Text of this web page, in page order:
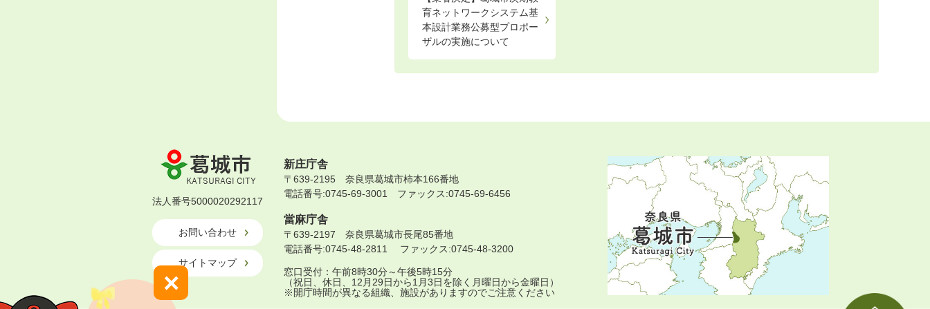
育ネットワークシステム基
本設計業務公募型プロポー
ザルの実施について
葛
城
市
KATSURAGI
CITY
法人番号5000020292117
お問い合わせ
サイトマップ
新庄庁舎
〒639-2195 奈良県葛城市柿本166番地
電話番号:0745-69-3001 ファックス:0745-69-6456
當麻庁舎
〒639-2197 奈良県葛城市長尾85番地
電話番号:0745-48-2811 ファックス:0745-48-3200
窓口受付：午前8時30分～午後5時15分
（祝日、休日、12月29日から1月3日を除く月曜日から金曜日）
※開庁時間が異なる組織、施設がありますのでご注意ください
×